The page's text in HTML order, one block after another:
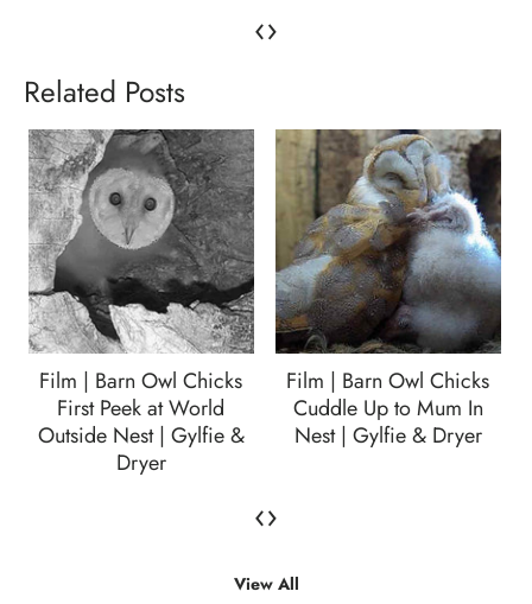
‹›
Related Posts
Film | Barn Owl Chicks
First Peek at World
Outside Nest | Gylfie &
Dryer
Film | Barn Owl Chicks
Cuddle Up to Mum In
Nest | Gylfie & Dryer
‹›
View All